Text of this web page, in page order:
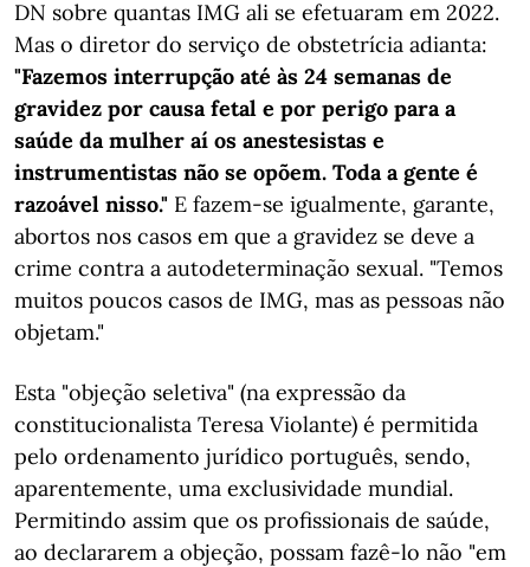
DN sobre quantas IMG ali se efetuaram em 2022.
Mas o diretor do serviço de obstetrícia adianta:
"Fazemos interrupção até às 24 semanas de
gravidez por causa fetal e por perigo para a
saúde da mulher aí os anestesistas e
instrumentistas não se opõem. Toda a gente é
razoável nisso." E fazem-se igualmente, garante,
abortos nos casos em que a gravidez se deve a
crime contra a autodeterminação sexual. "Temos
muitos poucos casos de IMG, mas as pessoas não
objetam."
Esta "objeção seletiva" (na expressão da
constitucionalista Teresa Violante) é permitida
pelo ordenamento jurídico português, sendo,
aparentemente, uma exclusividade mundial.
Permitindo assim que os profissionais de saúde,
ao declararem a objeção, possam fazê-lo não "em